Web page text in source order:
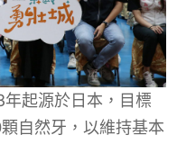
起源於日本，目標
自然牙，以維持基本